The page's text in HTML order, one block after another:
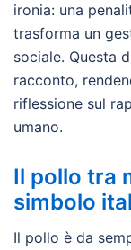
ironia: una
trasforma un
sociale. Questa
racconto,
riflessione sul
umano.
Il pollo tra
simbolo
Il pollo è da